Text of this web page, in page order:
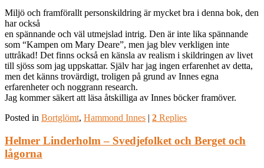
Miljö och framförallt personskildring är mycket bra i denna bok, den
har också
en spännande och väl utmejslad intrig. Den är inte lika spännande
som “Kampen om Mary Deare”, men jag blev verkligen inte
uttråkad! Det finns också en känsla av realism i skildringen av livet
till sjöss som jag uppskattar. Själv har jag ingen erfarenhet av detta,
men det känns trovärdigt, troligen på grund av Innes egna
erfarenheter och noggrann research.
Jag kommer säkert att läsa åtskilliga av Innes böcker framöver.
Posted in Bortglömt, Hammond Innes | 2 Replies
Helmer Linderholm – Svedjefolket och Berget och
lågorna